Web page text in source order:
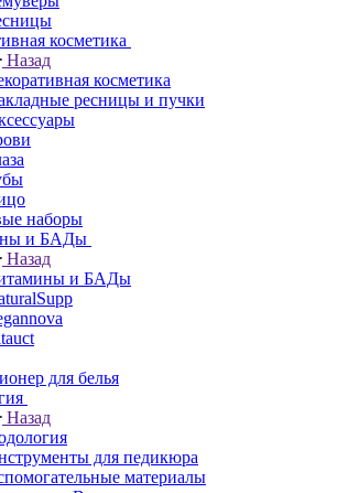
косметика
Назад
косметика
ресницы и пучки
наборы
и БАДы
Назад
и БАДы
для белья
Назад
для педикюра
материалы